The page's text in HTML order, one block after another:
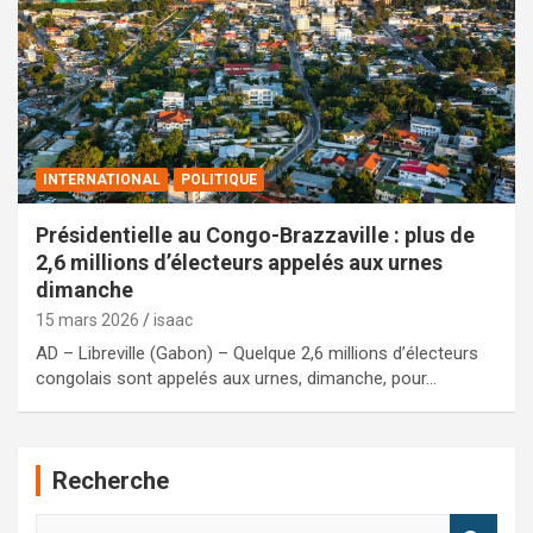
INTERNATIONAL POLITIQUE
Présidentielle au Congo-Brazzaville : plus de
2,6 millions d’électeurs appelés aux urnes
dimanche
15 mars 2026 isaac
AD – Libreville (Gabon) – Quelque 2,6 millions d’électeurs
congolais sont appelés aux urnes, dimanche, pour…
Recherche